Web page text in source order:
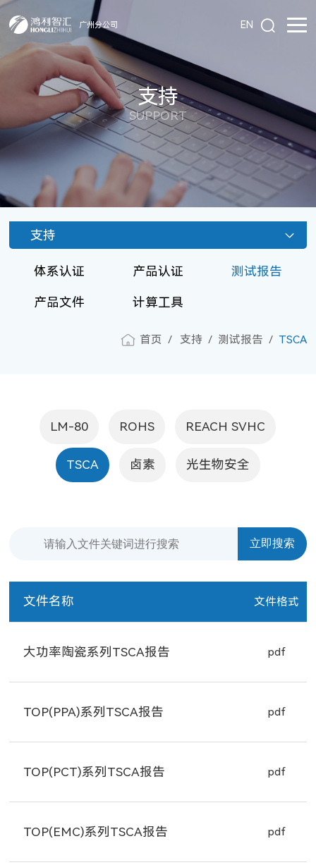
广州分公司 EN
支持
SUPPORT
支持
体系认证 产品认证 测试报告
产品文件 计算工具
首页 支持 测试报告 TSCA
LM-80 ROHS REACH SVHC
TSCA 卤素 光生物安全
文件名称 文件格式
大功率陶瓷系列TSCA报告 pdf
TOP(PPA)系列TSCA报告 pdf
TOP(PCT)系列TSCA报告 pdf
TOP(EMC)系列TSCA报告 pdf